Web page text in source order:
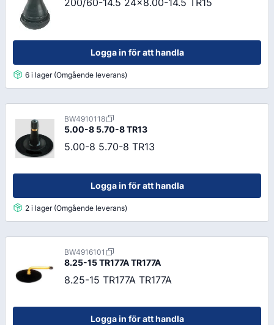
200/60-14.5 24x8.00-14.5 TR15
Logga in för att handla
6 i lager (Omgående leverans)
BW4910118
5.00-8 5.70-8 TR13
5.00-8 5.70-8 TR13
Logga in för att handla
2 i lager (Omgående leverans)
BW4916101
8.25-15 TR177A TR177A
8.25-15 TR177A TR177A
Logga in för att handla